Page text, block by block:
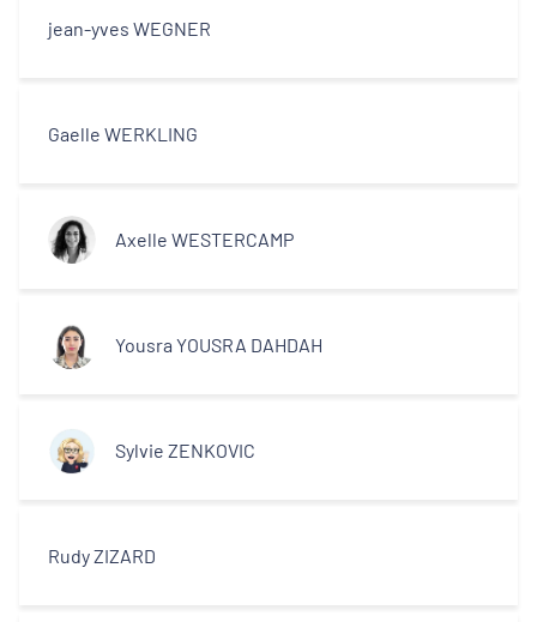
jean-yves WEGNER
Gaelle WERKLING
Axelle WESTERCAMP
Yousra YOUSRA DAHDAH
Sylvie ZENKOVIC
Rudy ZIZARD